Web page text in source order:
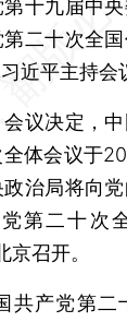
十九届中
二十次全
近平主持会
决定，中
体会议于
治局将向
第二十次
召开。
产党第二